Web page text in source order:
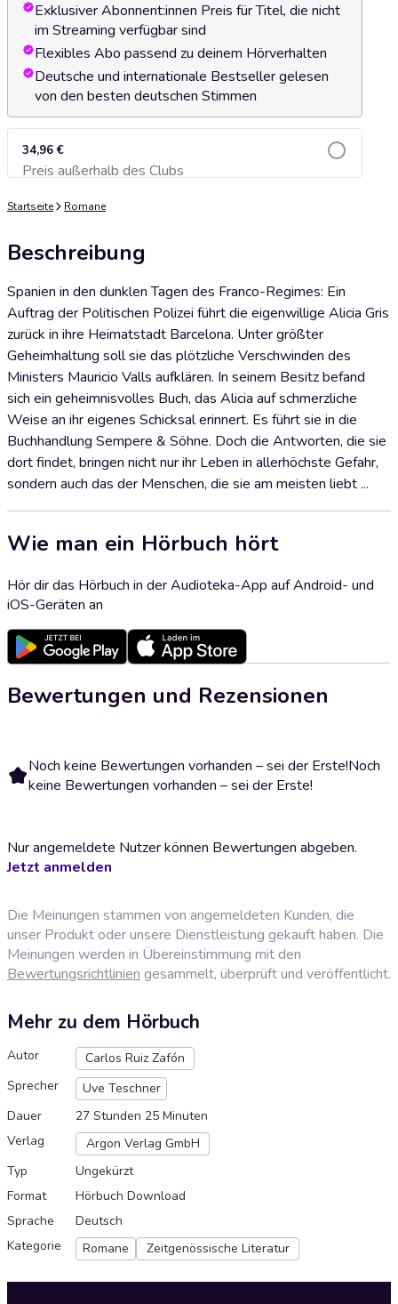
Exklusiver Abonnent:innen Preis für Titel, die nicht
im Streaming verfügbar sind
Flexibles Abo passend zu deinem Hörverhalten
Deutsche und internationale Bestseller gelesen
von den besten deutschen Stimmen
34,96 €
Preis außerhalb des ClubsZum Warenkorb hinzufügen
Startseite Romane
Beschreibung
Spanien in den dunklen Tagen des Franco-Regimes: Ein
Auftrag der Politischen Polizei führt die eigenwillige Alicia Gris
zurück in ihre Heimatstadt Barcelona. Unter größter
Geheimhaltung soll sie das plötzliche Verschwinden des
Ministers Mauricio Valls aufklären. In seinem Besitz befand
sich ein geheimnisvolles Buch, das Alicia auf schmerzliche
Weise an ihr eigenes Schicksal erinnert. Es führt sie in die
Buchhandlung Sempere & Söhne. Doch die Antworten, die sie
dort findet, bringen nicht nur ihr Leben in allerhöchste Gefahr,
sondern auch das der Menschen, die sie am meisten liebt ...
Wie man ein Hörbuch hört
Hör dir das Hörbuch in der Audioteka-App auf Android- und
iOS-Geräten an
Bewertungen und Rezensionen
Noch keine Bewertungen vorhanden – sei der Erste!Noch
keine Bewertungen vorhanden – sei der Erste!
Nur angemeldete Nutzer können Bewertungen abgeben.
Jetzt anmelden
Die Meinungen stammen von angemeldeten Kunden, die
unser Produkt oder unsere Dienstleistung gekauft haben. Die
Meinungen werden in Übereinstimmung mit den
Bewertungsrichtlinien gesammelt, überprüft und veröffentlicht.
Mehr zu dem Hörbuch
Autor
Carlos Ruiz Zafón
Sprecher
Uve Teschner
Dauer
27 Stunden 25 Minuten
Verlag
Argon Verlag GmbH
Typ
Ungekürzt
Format
Hörbuch Download
Sprache
Deutsch
Kategorie
Romane Zeitgenössische Literatur